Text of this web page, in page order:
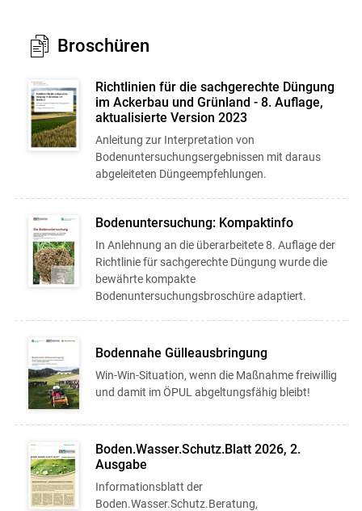
Broschüren
Richtlinien für die sachgerechte Düngung
im Ackerbau und Grünland - 8. Auflage,
aktualisierte Version 2023
Anleitung zur Interpretation von
Bodenuntersuchungsergebnissen mit daraus
abgeleiteten Düngeempfehlungen.
Bodenuntersuchung: Kompaktinfo
In Anlehnung an die überarbeitete 8. Auflage der
Richtlinie für sachgerechte Düngung wurde die
bewährte kompakte
Bodenuntersuchungsbroschüre adaptiert.
Bodennahe Gülleausbringung
Win-Win-Situation, wenn die Maßnahme freiwillig
und damit im ÖPUL abgeltungsfähig bleibt!
Boden.Wasser.Schutz.Blatt 2026, 2.
Ausgabe
Informationsblatt der
Boden.Wasser.Schutz.Beratung,